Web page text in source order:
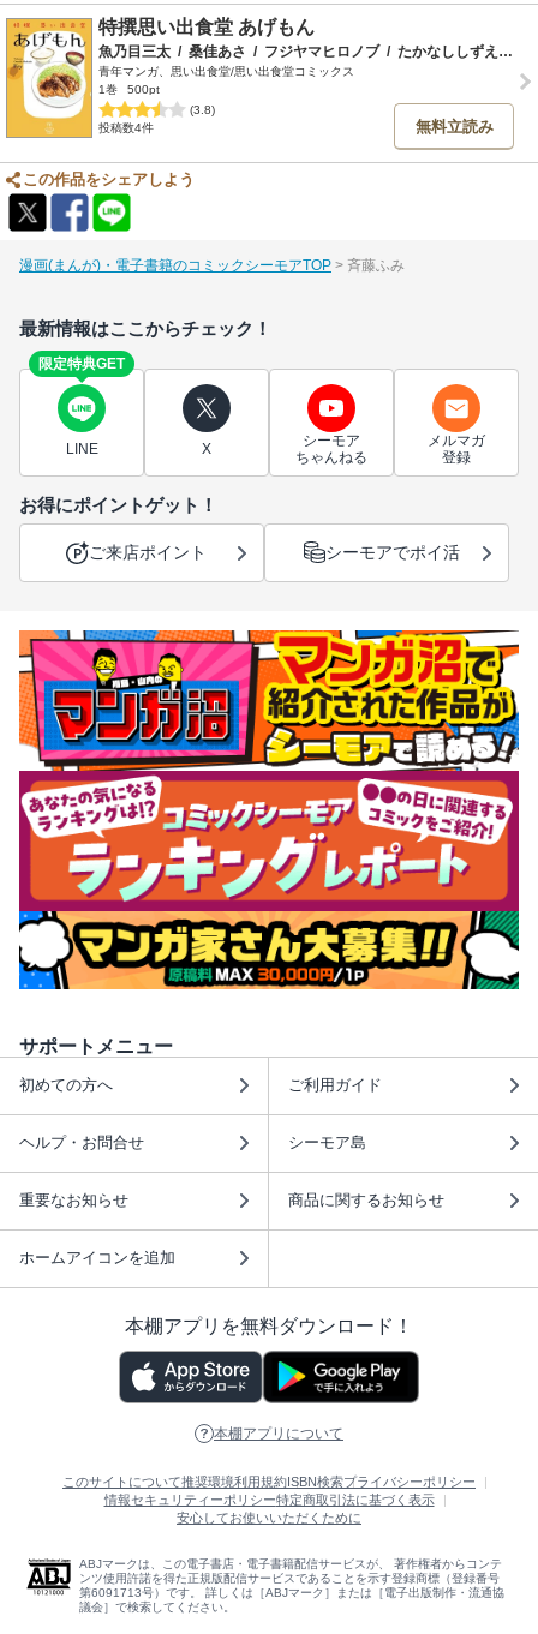
特撰思い出食堂 あげもん
魚乃目三太 / 桑佳あさ / フジヤマヒロノブ / たかなししずえ /
青年マンガ、思い出食堂/思い出食堂コミックス
1巻
500pt
(3.8)
投稿数4件
無料立読み
この作品をシェアしよう
漫画(まんが)・電子書籍のコミックシーモアTOP 斉藤ふみ
最新情報はここからチェック！
限定特典GET
LINE X
シーモア
ちゃんねる
メルマガ
登録
お得にポイントゲット！
ご来店ポイント シーモアでポイ活
サポートメニュー
初めての方へ ご利用ガイド
ヘルプ・お問合せ シーモア島
重要なお知らせ 商品に関するお知らせ
ホームアイコンを追加
本棚アプリを無料ダウンロード！
本棚アプリについて
このサイトについて推奨環境利用規約ISBN検索プライバシーポリシー
情報セキュリティーポリシー特定商取引法に基づく表示
安心してお使いいただくために
ABJマークは、この電子書店・電子書籍配信サービスが、 著作権者からコンテ
ンツ使用許諾を得た正規版配信サービスであることを示す登録商標（登録番号
第6091713号）です。 詳しくは［ABJマーク］または［電子出版制作・流通協
議会］で検索してください。